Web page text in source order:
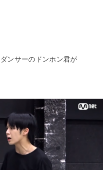
ンサーのドンホン君が